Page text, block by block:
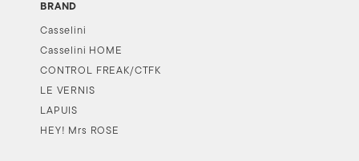
BRAND
Casselini
Casselini HOME
CONTROL FREAK/CTFK
LE VERNIS
LAPUIS
HEY! Mrs ROSE